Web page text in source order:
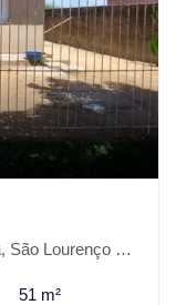
do Sul-RS
51 m²